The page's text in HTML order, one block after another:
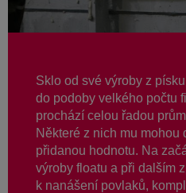
Sklo od své výroby z
do podoby velkého počtu
prochází celou řadou
Některé z nich mu mohou
přidanou hodnotu. Na
výroby floatu a při dalším
k nanášení povlaků,